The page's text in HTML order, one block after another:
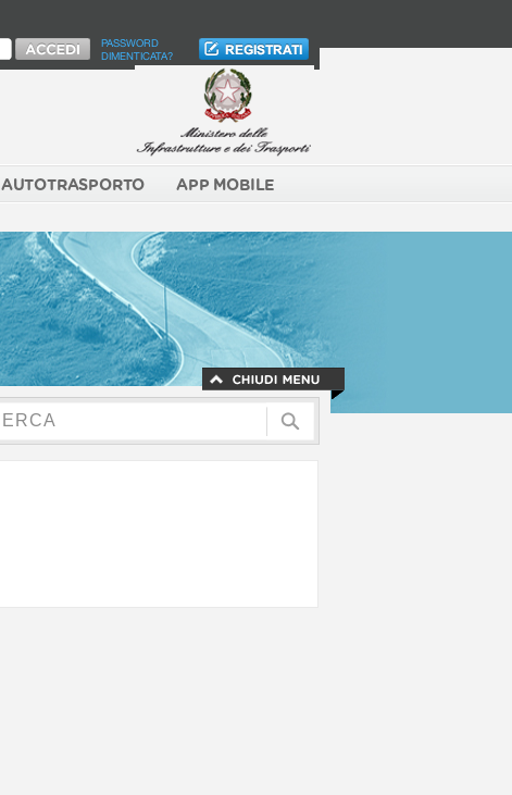
PASSWORD
DIMENTICATA?
AUTOTRASPORTO APP MOBILE